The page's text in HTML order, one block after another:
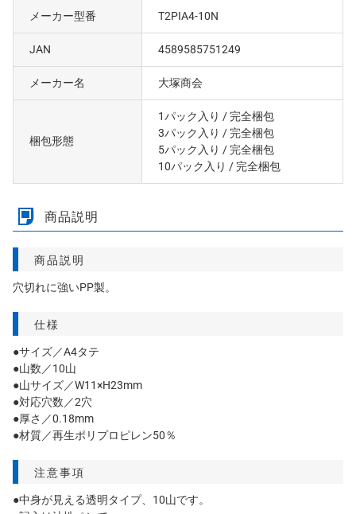
メーカー型番 T2PIA4-10N
JAN 4589585751249
メーカー名 大塚商会
梱包形態
1パック入り / 完全梱包
3パック入り / 完全梱包
5パック入り / 完全梱包
10パック入り / 完全梱包
商品説明
商品説明
穴切れに強いPP製。
仕様
●サイズ／A4タテ
●山数／10山
●山サイズ／W11×H23mm
●対応穴数／2穴
●厚さ／0.18mm
●材質／再生ポリプロピレン50％
注意事項
●中身が見える透明タイプ、10山です。